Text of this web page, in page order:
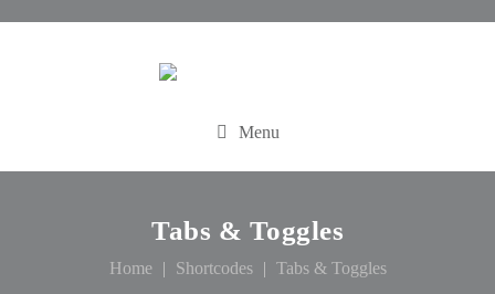
Menu
Tabs & Toggles
Home Shortcodes Tabs & Toggles